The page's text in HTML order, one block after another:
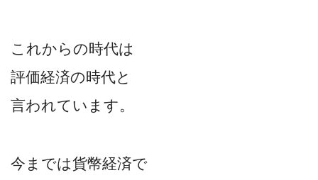
これからの時代は
評価経済の時代と
言われています。
今までは貨幣経済で